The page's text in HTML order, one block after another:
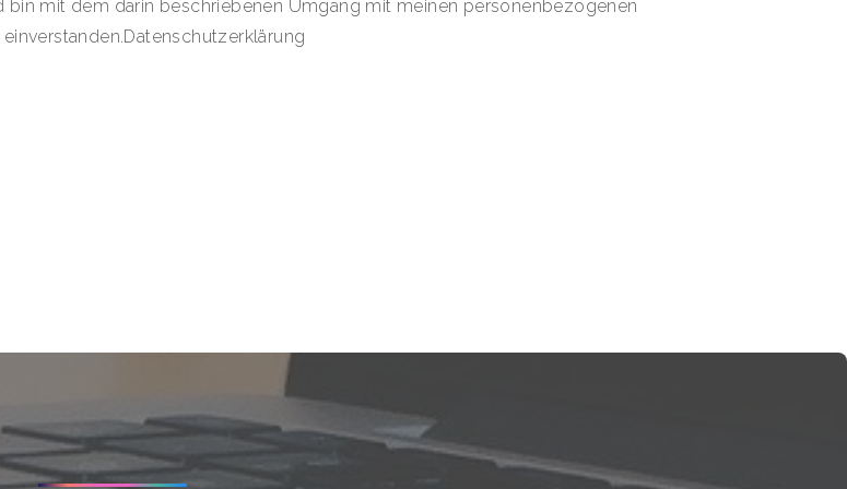
bin mit dem darin beschriebenen Umgang mit meinen personenbezogenen
einverstanden.Datenschutzerklärung